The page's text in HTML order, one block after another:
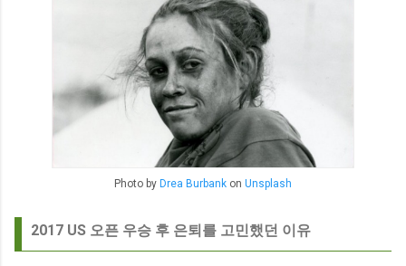
Photo by Drea Burbank on Unsplash
2017 US 오픈 우승 후 은퇴를 고민했던 이유